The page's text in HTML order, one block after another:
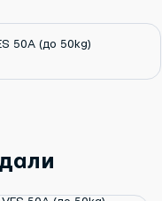
50А (до 50kg)